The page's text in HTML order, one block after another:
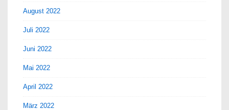
August 2022
Juli 2022
Juni 2022
Mai 2022
April 2022
März 2022